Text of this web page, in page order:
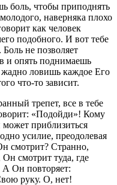
боль, чтобы приподнять
наверняка плохо
как человек
подобного. И вот тебе
Боль не позволяет
и опять поднимаешь
жадно ловишь каждое Его
что-то зависит.
трепет, все в тебе
«Подойди»! Кому
может приблизиться
усилие, преодолевая
смотрит? Странно,
смотрит туда, где
А Он повторяет:
руку. О, нет!